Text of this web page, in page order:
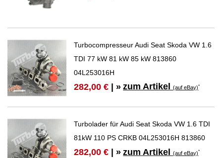
Turbocompresseur Audi Seat Skoda VW 1.6
TDI 77 kW 81 kW 85 kW 813860
04L253016H
282,00 € | » zum Artikel(auf eBay)*
Turbolader für Audi Seat Skoda VW 1.6 TDI
81kW 110 PS CRKB 04L253016H 813860
282,00 € | » zum Artikel(auf eBay)*